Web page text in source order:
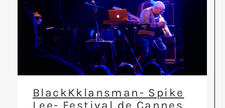
BlackKklansman- Spike
Lee- Festival de Cannes